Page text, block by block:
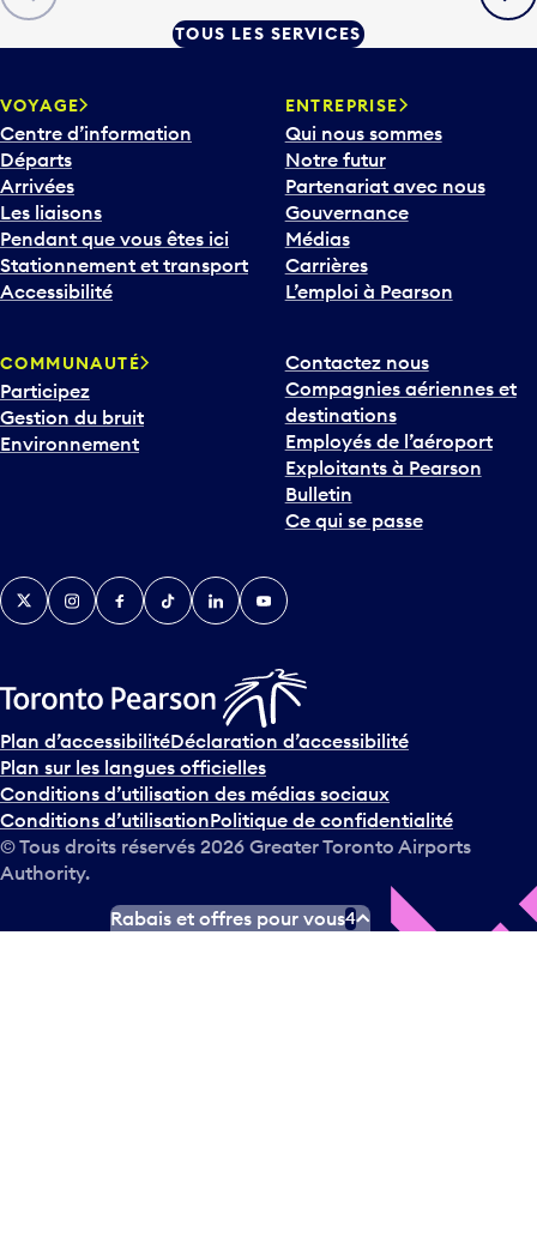
TOUS LES SERVICES
VOYAGE
Centre d’information
Départs
Arrivées
Les liaisons
Pendant que vous êtes ici
Stationnement et transport
Accessibilité
ENTREPRISE
Qui nous sommes
Notre futur
Partenariat avec nous
Gouvernance
Médias
Carrières
L’emploi à Pearson
COMMUNAUTÉ
Participez
Gestion du bruit
Environnement
Contactez nous
Compagnies aériennes et
destinations
Employés de l’aéroport
Exploitants à Pearson
Bulletin
Ce qui se passe
TwitterInstagramFacebook
TikTokLinkedInYouTube
Plan d’accessibilitéDéclaration d’accessibilité
Plan sur les langues officielles
Conditions d’utilisation des médias sociaux
Conditions d’utilisationPolitique de confidentialité
© Tous droits réservés 2026 Greater Toronto Airports
Authority.
Rabais et offres pour vous4